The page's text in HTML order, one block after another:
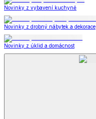
Novinky z vybavení kuchyně
Novinky z drobný nábytek a dekorace
Novinky z úklid a domácnost